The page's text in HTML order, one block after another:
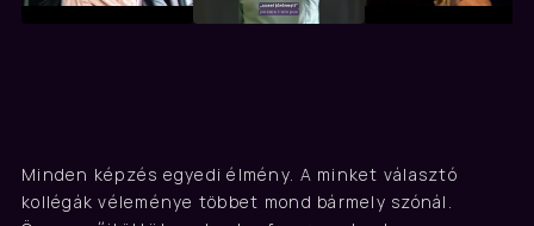
mondják
Minden képzés egyedi élmény. A minket választó
kollégák véleménye többet mond bármely szónál.